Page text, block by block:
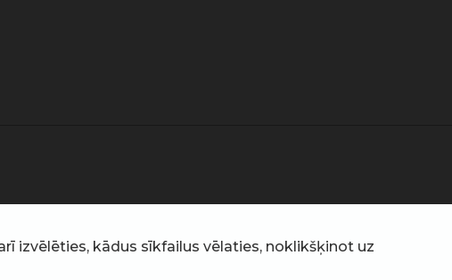
izvēlēties, kādus sīkfailus vēlaties, noklikšķinot uz